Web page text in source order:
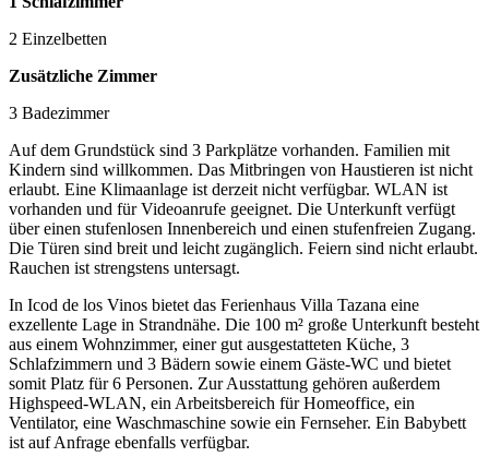
2 Einzelbetten
Zusätzliche Zimmer
3 Badezimmer
Auf dem Grundstück sind 3 Parkplätze vorhanden. Familien mit
Kindern sind willkommen. Das Mitbringen von Haustieren ist nicht
erlaubt. Eine Klimaanlage ist derzeit nicht verfügbar. WLAN ist
vorhanden und für Videoanrufe geeignet. Die Unterkunft verfügt
über einen stufenlosen Innenbereich und einen stufenfreien Zugang.
Die Türen sind breit und leicht zugänglich. Feiern sind nicht erlaubt.
Rauchen ist strengstens untersagt.
In Icod de los Vinos bietet das Ferienhaus Villa Tazana eine
exzellente Lage in Strandnähe. Die 100 m² große Unterkunft besteht
aus einem Wohnzimmer, einer gut ausgestatteten Küche, 3
Schlafzimmern und 3 Bädern sowie einem Gäste-WC und bietet
somit Platz für 6 Personen. Zur Ausstattung gehören außerdem
Highspeed-WLAN, ein Arbeitsbereich für Homeoffice, ein
Ventilator, eine Waschmaschine sowie ein Fernseher. Ein Babybett
ist auf Anfrage ebenfalls verfügbar.